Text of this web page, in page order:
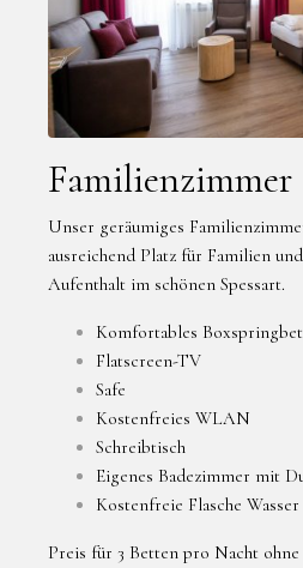
Familienzimmer
Unser geräumiges
ausreichend Platz für Familien
Aufenthalt im schönen Spessart.
Komfortables
Flatscreen-TV
Safe
Kostenfreies WLAN
Schreibtisch
Eigenes Badezimmer mit
Kostenfreie Flasche Wasser
Preis für 3 Betten pro Nacht ohne